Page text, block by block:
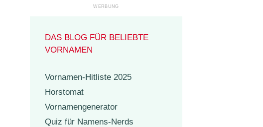
DAS BLOG FÜR BELIEBTE
VORNAMEN
Vornamen-Hitliste 2025
Horstomat
Vornamengenerator
Quiz für Namens-Nerds